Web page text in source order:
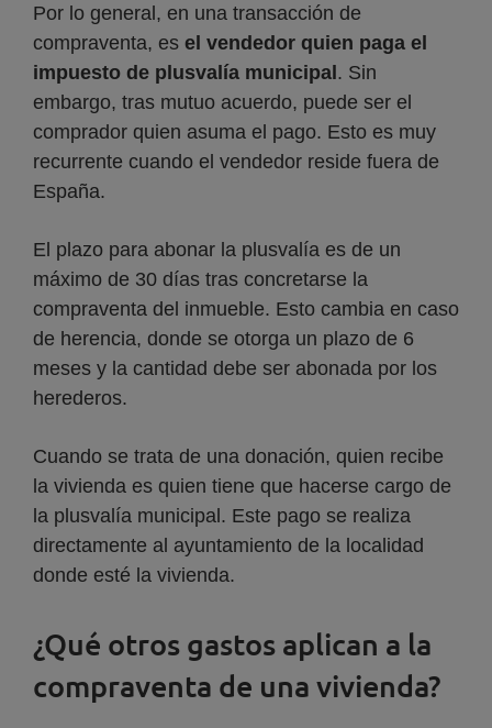
Por lo general, en una transacción de
compraventa, es el vendedor quien paga el
impuesto de plusvalía municipal . Sin
embargo, tras mutuo acuerdo, puede ser el
comprador quien asuma el pago. Esto es muy
recurrente cuando el vendedor reside fuera de
España.
El plazo para abonar la plusvalía es de un
máximo de 30 días tras concretarse la
compraventa del inmueble. Esto cambia en caso
de herencia, donde se otorga un plazo de 6
meses y la cantidad debe ser abonada por los
herederos.
Cuando se trata de una donación, quien recibe
la vivienda es quien tiene que hacerse cargo de
la plusvalía municipal. Este pago se realiza
directamente al ayuntamiento de la localidad
donde esté la vivienda.
¿Qué otros gastos aplican a la
compraventa de una vivienda?